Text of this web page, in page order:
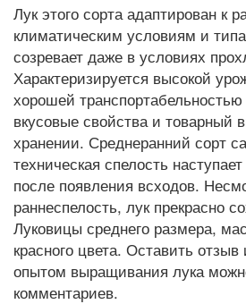
Лук этого сорта адаптирован к
климатическим условиям и
созревает даже в условиях
Характеризируется высокой
хорошей транспортабельностью
вкусовые свойства и товарный
хранении. Среднеранний сорт
техническая спелость
после появления всходов.
раннеспелость, лук прекрасно
Луковицы среднего размера,
красного цвета. Оставить
опытом выращивания лука
комментариев.